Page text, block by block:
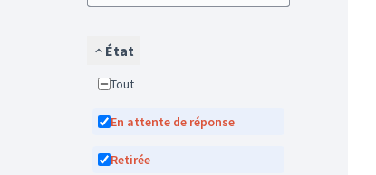
État
Tout
En attente de réponse
Retirée